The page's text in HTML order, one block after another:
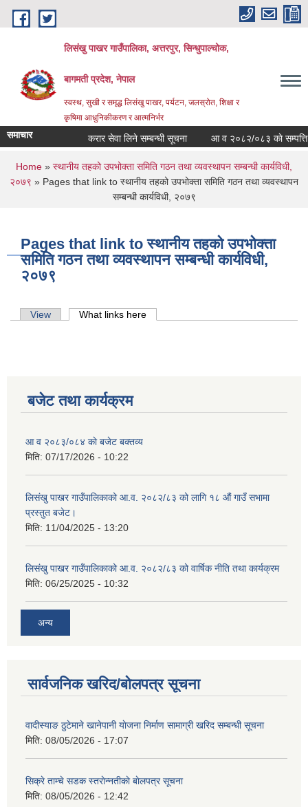
Skip to main content
लिसंखु पाखर गाउँपालिका, अत्तरपुर, सिन्धुपाल्चोक,
बागमती प्रदेश, नेपाल
स्वस्थ, सुखी र समृद्ध लिसंखु पाखर, पर्यटन, जलस्रोत, शिक्षा र
कृषिमा आधुनिकीकरण र आत्मनिर्भर
समाचार करार सेवा लिने सम्बन्धी सूचना आ व २०८२/०८३ काे सम्पत्ति
You are here
Home » स्थानीय तहको उपभोक्ता समिति गठन तथा व्यवस्थापन सम्बन्धी कार्यविधी,
२०७९ » Pages that link to स्थानीय तहको उपभोक्ता समिति गठन तथा व्यवस्थापन
सम्बन्धी कार्यविधी, २०७९
Pages that link to स्थानीय तहको उपभोक्ता
समिति गठन तथा व्यवस्थापन सम्बन्धी कार्यविधी,
२०७९
Primary tabs
View What links here
बजेट तथा कार्यक्रम
आ व २०८३/०८४ काे बजेट बक्तव्य
मिति: 07/17/2026 - 10:22
लिसंखु पाखर गाउँपालिकाको आ.व. २०८२/८३ को लागि १८ औं गाउँ सभामा
प्रस्तुत बजेट।
मिति: 11/04/2025 - 13:20
लिसंखु पाखर गाउँपालिकाको आ.व. २०८२/८३ को वार्षिक नीति तथा कार्यक्रम
मिति: 06/25/2025 - 10:32
अन्य
सार्वजनिक खरिद/बोलपत्र सूचना
वादीस्याङ ठुटेमाने खानेपानी याेजना निर्माण सामाग्री खरिद सम्बन्धी सूचना
मिति: 08/05/2026 - 17:07
सिक्रे ताम्चे सडक स्तराेन्नतीकाे बाेलपत्र सूचना
मिति: 08/05/2026 - 12:42